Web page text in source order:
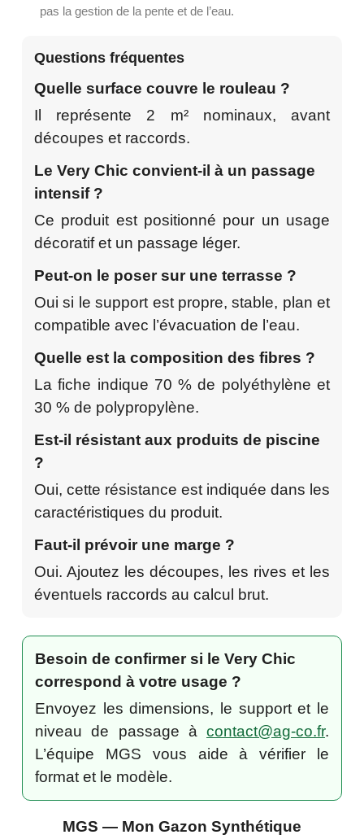
pas la gestion de la pente et de l’eau.
Questions fréquentes
Quelle surface couvre le rouleau ?
Il représente 2 m² nominaux, avant
découpes et raccords.
Le Very Chic convient-il à un passage
intensif ?
Ce produit est positionné pour un usage
décoratif et un passage léger.
Peut-on le poser sur une terrasse ?
Oui si le support est propre, stable, plan et
compatible avec l’évacuation de l’eau.
Quelle est la composition des fibres ?
La fiche indique 70 % de polyéthylène et
30 % de polypropylène.
Est-il résistant aux produits de piscine
?
Oui, cette résistance est indiquée dans les
caractéristiques du produit.
Faut-il prévoir une marge ?
Oui. Ajoutez les découpes, les rives et les
éventuels raccords au calcul brut.
Besoin de confirmer si le Very Chic
correspond à votre usage ?
Envoyez les dimensions, le support et le
niveau de passage à contact@ag-co.fr.
L’équipe MGS vous aide à vérifier le
format et le modèle.
MGS — Mon Gazon Synthétique